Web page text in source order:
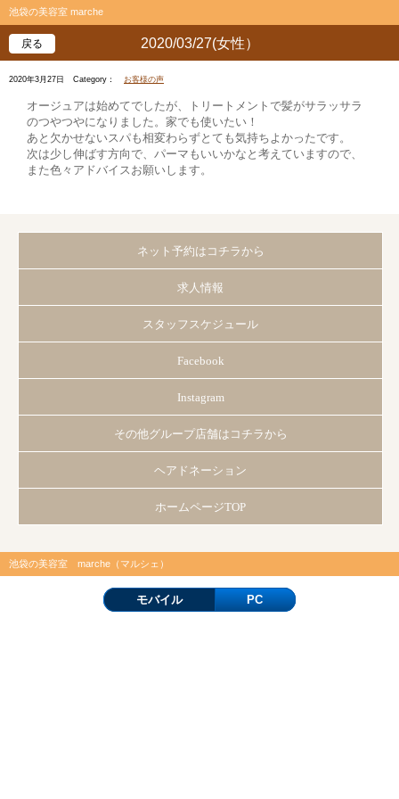
池袋の美容室 marche
2020/03/27(女性）
戻る
2020年3月27日 Category： お客様の声
オージュアは始めてでしたが、トリートメントで髪がサラッサラ
のつやつやになりました。家でも使いたい！
あと欠かせないスパも相変わらずとても気持ちよかったです。
次は少し伸ばす方向で、パーマもいいかなと考えていますので、
また色々アドバイスお願いします。
ネット予約はコチラから
求人情報
スタッフスケジュール
Facebook
Instagram
その他グループ店舗はコチラから
ヘアドネーション
ホームページTOP
池袋の美容室 marche（マルシェ）
モバイル PC